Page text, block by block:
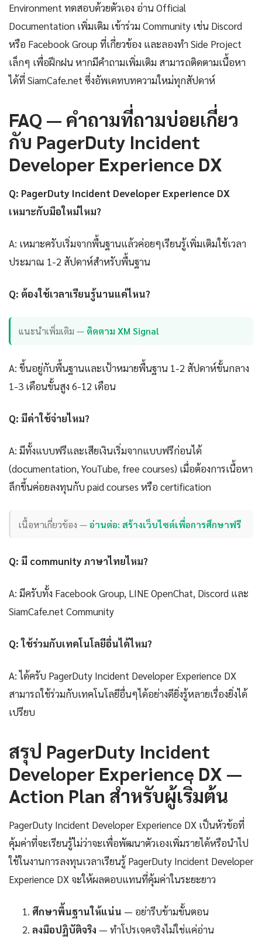
Environment ทดสอบด้วยตัวเอง อ่าน Official
Documentation เพิ่มเติม เข้าร่วม Community เช่น Discord
หรือ Facebook Group ที่เกี่ยวข้อง และลองทำ Side Project
เล็กๆ เพื่อฝึกฝน หากมีคำถามเพิ่มเติม สามารถติดตามเนื้อหา
ได้ที่ SiamCafe.net ซึ่งอัพเดทบทความใหม่ทุกสัปดาห์
FAQ — คำถามที่ถามบ่อยเกี่ยว
กับ PagerDuty Incident
Developer Experience DX
Q: PagerDuty Incident Developer Experience DX
เหมาะกับมือใหม่ไหม?
A: เหมาะครับเริ่มจากพื้นฐานแล้วค่อยๆเรียนรู้เพิ่มเติมใช้เวลา
ประมาณ 1-2 สัปดาห์สำหรับพื้นฐาน
Q: ต้องใช้เวลาเรียนรู้นานแค่ไหน?
แนะนำเพิ่มเติม — ติดตาม XM Signal
A: ขึ้นอยู่กับพื้นฐานและเป้าหมายพื้นฐาน 1-2 สัปดาห์ขั้นกลาง
1-3 เดือนขั้นสูง 6-12 เดือน
Q: มีค่าใช้จ่ายไหม?
A: มีทั้งแบบฟรีและเสียเงินเริ่มจากแบบฟรีก่อนได้
(documentation, YouTube, free courses) เมื่อต้องการเนื้อหา
ลึกขึ้นค่อยลงทุนกับ paid courses หรือ certification
เนื้อหาเกี่ยวข้อง —อ่านต่อ: สร้างเว็บไซต์เพื่อการศึกษาฟรี
Q: มี community ภาษาไทยไหม?
A: มีครับทั้ง Facebook Group, LINE OpenChat, Discord และ
SiamCafe.net Community
Q: ใช้ร่วมกับเทคโนโลยีอื่นได้ไหม?
A: ได้ครับ PagerDuty Incident Developer Experience DX
สามารถใช้ร่วมกับเทคโนโลยีอื่นๆได้อย่างดียิ่งรู้หลายเรื่องยิ่งได้
เปรียบ
สรุป PagerDuty Incident
Developer Experience DX —
Action Plan สำหรับผู้เริ่มต้น
PagerDuty Incident Developer Experience DX เป็นหัวข้อที่
คุ้มค่าที่จะเรียนรู้ไม่ว่าจะเพื่อพัฒนาตัวเองเพิ่มรายได้หรือนำไป
ใช้ในงานการลงทุนเวลาเรียนรู้ PagerDuty Incident Developer
Experience DX จะให้ผลตอบแทนที่คุ้มค่าในระยะยาว
ศึกษาพื้นฐานให้แน่น — อย่ารีบข้ามขั้นตอน
ลงมือปฏิบัติจริง — ทำโปรเจคจริงไม่ใช่แค่อ่าน